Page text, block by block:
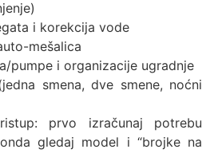
i korekcija vode
mešalica
pumpe i organizacije ugradnje
smena, dve smene, noćni
prvo izračunaj potrebu
gledaj model i “brojke na